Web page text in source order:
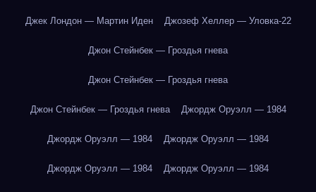
Джек Лондон — Мартин Иден Джозеф Хеллер — Уловка-22
Джон Стейнбек — Гроздья гнева
Джон Стейнбек — Гроздья гнева
Джон Стейнбек — Гроздья гнева Джордж Оруэлл — 1984
Джордж Оруэлл — 1984 Джордж Оруэлл — 1984
Джордж Оруэлл — 1984 Джордж Оруэлл — 1984